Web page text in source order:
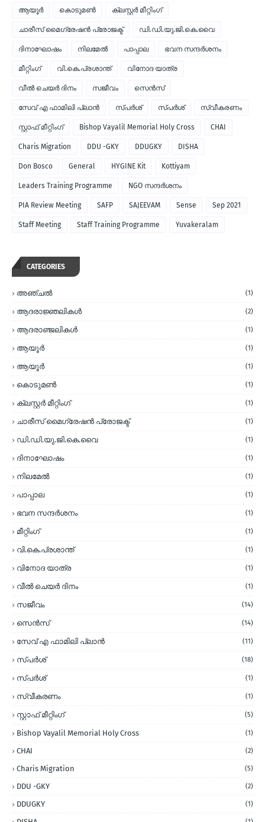
ആയൂർ കൊടുമണ്‍ ക്ലസ്റ്റര്‍ മീറ്റിംഗ്
ചാരീസ് മൈഗ്രേഷന്‍ പ്രോജക്ട് ഡി.ഡി.യു.ജി.കെ.വൈ
ദിനാഘോഷം നിലമേല്‍ പാപ്പാല ഭവന സന്ദര്‍ശനം
മീറ്റിംഗ് വി.കെ.പ്രശാന്ത് വിനോദ യാത്ര
വീല്‍ ചെയര്‍ ദിനം സജീവം സെന്‍സ്
സേവ് എ ഫാമിലി പ്ലാന്‍ സ്പര്‍ശ് സ്പർശ് സ്വീകരണം
സ്റ്റാഫ് മീറ്റിംഗ് Bishop Vayalil Memorial Holy Cross CHAI
Charis Migration DDU -GKY DDUGKY DISHA
Don Bosco General HYGINE Kit Kottiyam
Leaders Training Programme NGO സന്ദര്‍ശനം
PIA Review Meeting SAFP SAJEEVAM Sense Sep 2021
Staff Meeting Staff Training Programme Yuvakeralam
CATEGORIES
അഞ്ചല്‍ (1)
ആദരാജ്ഞലികള്‍ (2)
ആദരാഞ്ജലികള്‍ (1)
ആയൂര്‍ (1)
ആയൂർ (1)
കൊടുമണ്‍ (1)
ക്ലസ്റ്റര്‍ മീറ്റിംഗ് (1)
ചാരീസ് മൈഗ്രേഷന്‍ പ്രോജക്ട് (1)
ഡി.ഡി.യു.ജി.കെ.വൈ (1)
ദിനാഘോഷം (1)
നിലമേല്‍ (1)
പാപ്പാല (1)
ഭവന സന്ദര്‍ശനം (1)
മീറ്റിംഗ് (1)
വി.കെ.പ്രശാന്ത് (1)
വിനോദ യാത്ര (1)
വീല്‍ ചെയര്‍ ദിനം (1)
സജീവം (14)
സെന്‍സ് (14)
സേവ് എ ഫാമിലി പ്ലാന്‍ (11)
സ്പര്‍ശ് (18)
സ്പർശ് (1)
സ്വീകരണം (1)
സ്റ്റാഫ് മീറ്റിംഗ് (5)
Bishop Vayalil Memorial Holy Cross (1)
CHAI (2)
Charis Migration (5)
DDU -GKY (2)
DDUGKY (1)